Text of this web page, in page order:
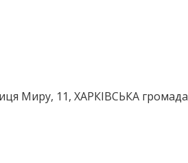
Миру, 11, ХАРКІВСЬКА громада